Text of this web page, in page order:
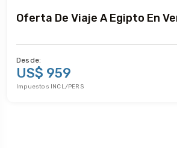
Oferta De Viaje A Egipto En
Desde:
US$ 959
Impuestos INCL/PERS